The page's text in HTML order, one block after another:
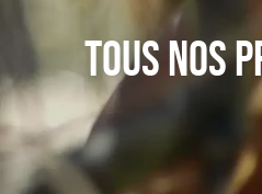
Tous nos